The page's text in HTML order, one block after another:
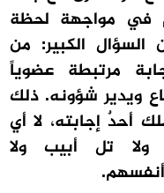
في مواجهة لحظة
السؤال الكبير: من
مرتبطة عضوياً
ويدير شؤونه. ذلك
أحدٌ إجابته، لا أي
تل أبيب ولا